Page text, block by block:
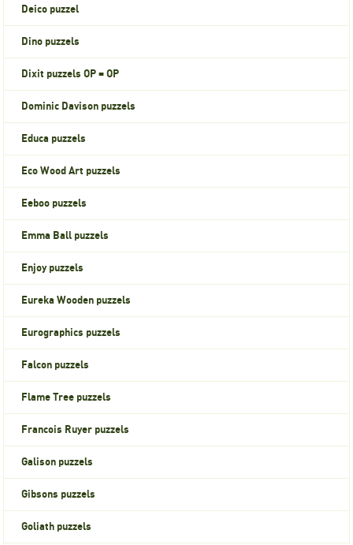
Deico puzzel
Dino puzzels
Dixit puzzels OP = OP
Dominic Davison puzzels
Educa puzzels
Eco Wood Art puzzels
Eeboo puzzels
Emma Ball puzzels
Enjoy puzzels
Eureka Wooden puzzels
Eurographics puzzels
Falcon puzzels
Flame Tree puzzels
Francois Ruyer puzzels
Galison puzzels
Gibsons puzzels
Goliath puzzels